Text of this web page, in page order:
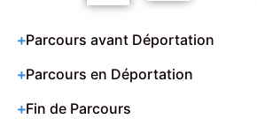
Parcours avant Déportation
Parcours en Déportation
Fin de Parcours